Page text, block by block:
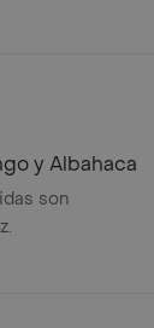
al ajillo. las
el toque
y Albahaca
son